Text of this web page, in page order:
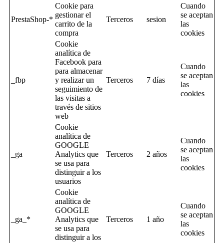
PrestaShop-*
Cookie para
gestionar el
carrito de la
compra
Terceros sesion
Cuando
se aceptan
las
cookies
_fbp
Cookie
analítica de
Facebook para
para almacenar
y realizar un
seguimiento de
las visitas a
través de sitios
web
Terceros 7 días
Cuando
se aceptan
las
cookies
_ga
Cookie
analítica de
GOOGLE
Analytics que
se usa para
distinguir a los
usuarios
Terceros 2 años
Cuando
se aceptan
las
cookies
_ga_*
Cookie
analítica de
GOOGLE
Analytics que
se usa para
distinguir a los
Terceros 1 año
Cuando
se aceptan
las
cookies